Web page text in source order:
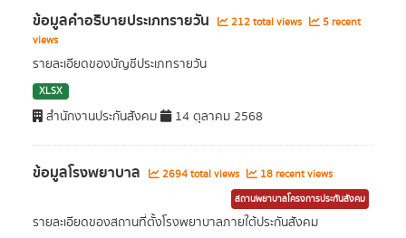
ข้อมูลคำอธิบายประเภทรายวัน 212 total views
5 recent
views
รายละเอียดของบัญชีประเภทรายวัน
XLSX
สำนักงานประกันสังคม 14 ตุลาคม 2568
ข้อมูลโรงพยาบาล 2694 total views 18 recent views
สถานพยาบาลโครงการประกันสังคม
รายละเอียดของสถานที่ตั้งโรงพยาบาลภายใต้ประกันสังคม